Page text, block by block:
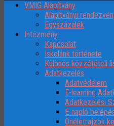
VMIG Alapítvány
Alapítványi
Egyszázalék
Intézmény
Kapcsolat
Iskolánk története
Különös közzétételi
Adatkezelés
Adatvédelem
E-learning
Adatkezelési
E-napló
Önéletrajzok